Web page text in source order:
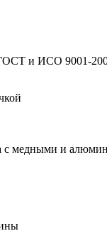
ГОСТ и ИСО 9001-
с медными и